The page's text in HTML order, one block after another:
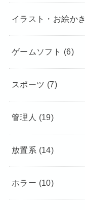
イラスト・お絵かき
ゲームソフト (6)
スポーツ (7)
管理人 (19)
放置系 (14)
ホラー (10)